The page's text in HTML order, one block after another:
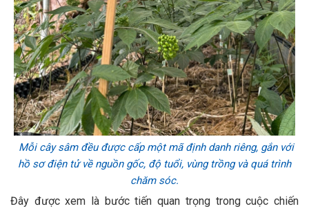
Mỗi cây sâm đều được cấp một mã định danh riêng, gắn với
hồ sơ điện tử về nguồn gốc, độ tuổi, vùng trồng và quá trình
chăm sóc.
Đây được xem là bước tiến quan trọng trong cuộc chiến